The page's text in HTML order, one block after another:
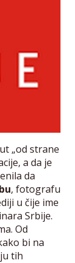
„od strane
a da je
da
, fotografu
u čije ime
Srbije.
Od
bi na
tih